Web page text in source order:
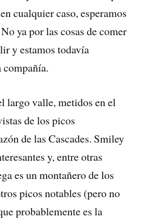
cualquier caso, esperamos
ya por las cosas de comer
y estamos todavía
largo valle, metidos en el
de los picos
de las Cascades. Smiley
y, entre otras
es un montañero de los
picos notables (pero no
probablemente es la